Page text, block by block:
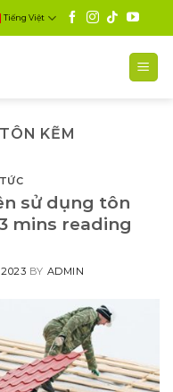
Tiếng Việt
TÔN KẼM
sử dụng tôn
mins reading
BY ADMIN